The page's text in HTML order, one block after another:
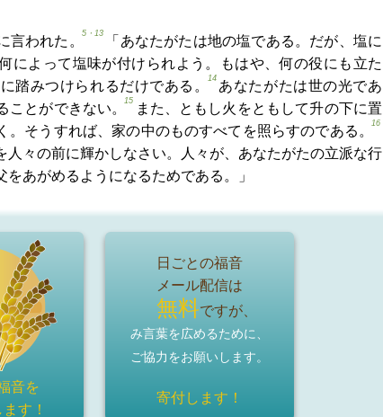
言われた。
5・13
「あなたがたは地の塩である。だが、塩に
によって塩味が付けられよう。もはや、何の役にも立た
踏みつけられるだけである。
14
あなたがたは世の光であ
ことができない。
15
また、ともし火をともして升の下に置
。そうすれば、家の中のものすべてを照らすのである。
16
人々の前に輝かしなさい。人々が、あなたがたの立派な行
あがめるようになるためである。」
音を
す！
日ごとの福音
メール配信は
無料ですが、
み言葉を広めるために、
ご協力をお願いします。
寄付します！